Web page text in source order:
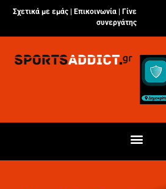
Σχετικά με εμάς | Επικοινωνία
Γίνε
συνεργάτης